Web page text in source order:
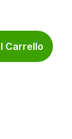
Carrello